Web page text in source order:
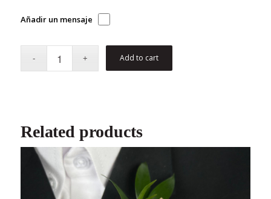
Añadir un mensaje
Add to cart
Related products